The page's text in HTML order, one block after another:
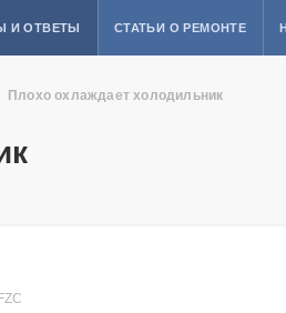
И ОТВЕТЫ СТАТЬИ О РЕМОНТЕ
Плохо охлаждает холодильник